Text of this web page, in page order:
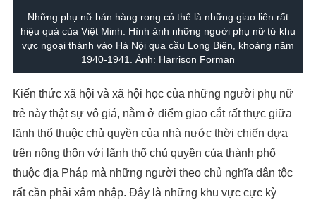
Những phụ nữ bán hàng rong có thể là những giao liên rất
hiệu quả của Việt Minh. Hình ảnh những người phụ nữ từ khu
vực ngoại thành vào Hà Nội qua cầu Long Biên, khoảng năm
1940-1941. Ảnh: Harrison Forman
Kiến thức xã hội và xã hội học của những người phụ nữ
trẻ này thật sự vô giá, nằm ở điểm giao cắt rất thực giữa
lãnh thổ thuộc chủ quyền của nhà nước thời chiến dựa
trên nông thôn với lãnh thổ chủ quyền của thành phố
thuộc địa Pháp mà những người theo chủ nghĩa dân tộc
rất cần phải xâm nhập. Đây là những khu vực cực kỳ